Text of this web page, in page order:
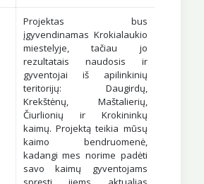
Projektas bus
įgyvendinamas Krokialaukio
miestelyje, tačiau jo
rezultatais naudosis ir
gyventojai iš apilinkinių
teritorijų: Daugirdų,
Krekštėnų, Maštalierių,
Čiurlionių ir Krokininkų
kaimų. Projektą teikia mūsų
kaimo bendruomenė,
kadangi mes norime padėti
savo kaimų gyventojams